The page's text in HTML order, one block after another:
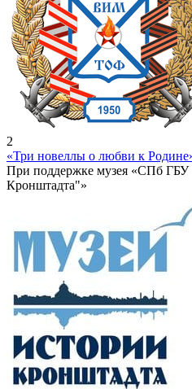
2
«Три новеллы о любви к
При поддержке музея «СПб ГБУ
Кронштадта"»